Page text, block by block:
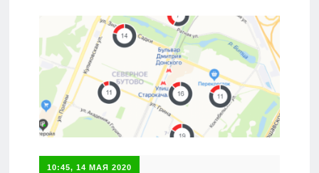
10:45, 14 МАЯ 2020